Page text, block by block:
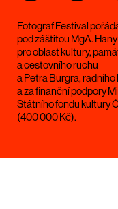
Fotograf Festival
pod záštitou MgA.
pro oblast kultury,
a cestovního ruchu
a Petra Burgra, radního
a za finanční podpory
Státního fondu kultury
(400 000 Kč).